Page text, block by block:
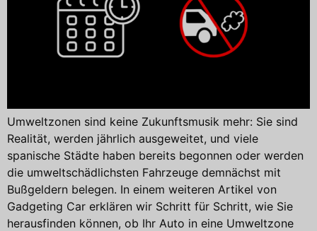
Umweltzonen sind keine Zukunftsmusik mehr: Sie sind
Realität, werden jährlich ausgeweitet, und viele
spanische Städte haben bereits begonnen oder werden
die umweltschädlichsten Fahrzeuge demnächst mit
Bußgeldern belegen. In einem weiteren Artikel von
Gadgeting Car erklären wir Schritt für Schritt, wie Sie
herausfinden können, ob Ihr Auto in eine Umweltzone